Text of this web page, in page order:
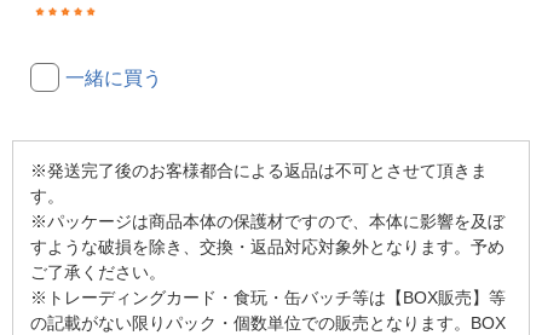
一緒に買う
※発送完了後のお客様都合による返品は不可とさせて頂きま
す。
※パッケージは商品本体の保護材ですので、本体に影響を及ぼ
すような破損を除き、交換・返品対応対象外となります。予め
ご了承ください。
※トレーディングカード・食玩・缶バッチ等は【BOX販売】等
の記載がない限りパック・個数単位での販売となります。BOX